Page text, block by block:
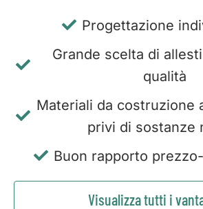
Progettazione
Grande scelta di
qualità
Materiali da costruzione
privi di sostanze
Buon rapporto
Visualizza tutti i